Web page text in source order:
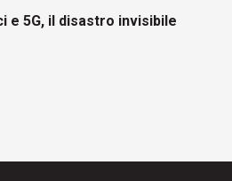
e 5G, il disastro invisibile